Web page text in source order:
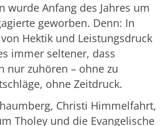
wurde Anfang des Jahres um
geworben. Denn: In
Hektik und Leistungsdruck
immer seltener, dass
nur zuhören – ohne zu
ohne Zeitdruck.
Christi Himmelfahrt,
Tholey und die Evangelische